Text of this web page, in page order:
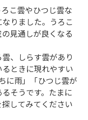
こ雲やひつじ雲な
りました。うろこ
見通しが良くなる
、しらす雲があり
ときに現れやすい
に雨」「ひつじ雲が
そうです。たまに
してみてください